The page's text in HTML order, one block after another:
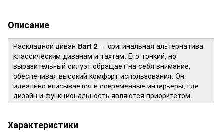
Описание
Раскладной диван Bart 2 – оригинальная альтернатива
классическим диванам и тахтам. Его тонкий, но
выразительный силуэт обращает на себя внимание,
обеспечивая высокий комфорт использования. Он
идеально вписывается в современные интерьеры, где
дизайн и функциональность являются приоритетом.
Характеристики